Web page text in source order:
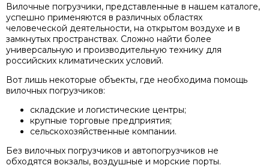
Вилочные погрузчики, представленные в нашем каталоге,
успешно применяются в различных областях
человеческой деятельности, на открытом воздухе и в
замкнутых пространствах. Сложно найти более
универсальную и производительную технику для
российских климатических условий.
Вот лишь некоторые объекты, где необходима помощь
вилочных погрузчиков:
складские и логистические центры;
крупные торговые предприятия;
сельскохозяйственные компании.
Без вилочных погрузчиков и автопогрузчиков не
обходятся вокзалы, воздушные и морские порты.